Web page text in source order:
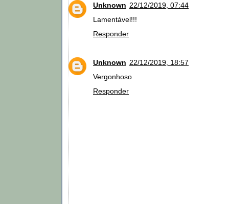
Unknown 22/12/2019, 07:44
Lamentável!!!
Responder
Unknown 22/12/2019, 18:57
Vergonhoso
Responder